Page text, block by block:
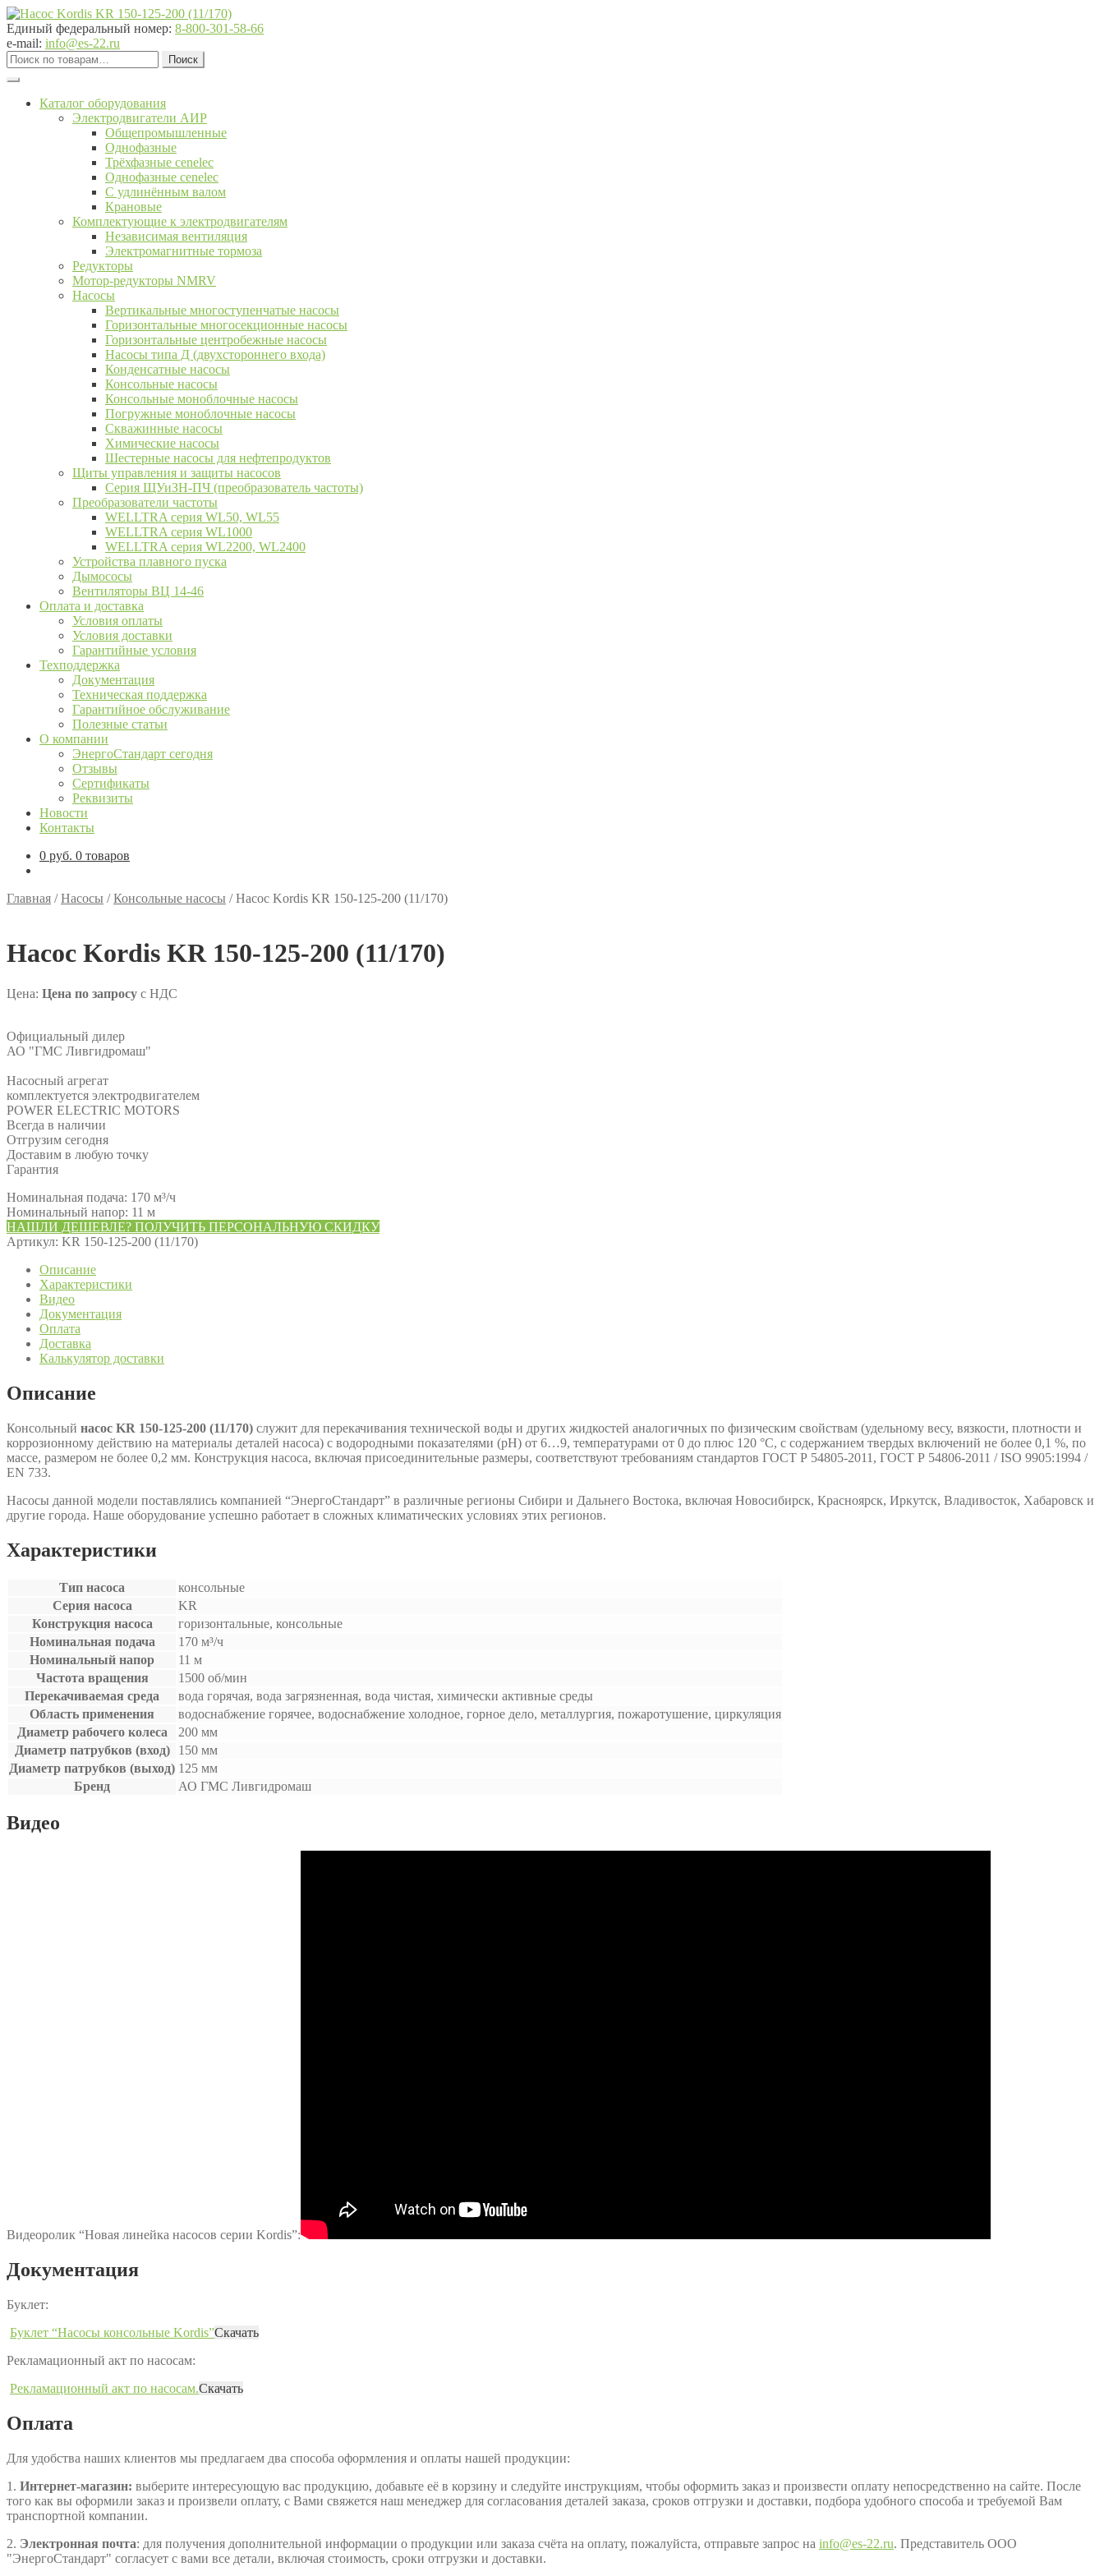
Перейти
к
навигации
Перейти
к
содержимому
Единый федеральный номер: 8-800-301-58-66
e-mail: info@es-22.ru
Искать:
Поиск
Каталог оборудования
Электродвигатели АИР
Общепромышленные
Однофазные
Трёхфазные cenelec
Однофазные cenelec
С удлинённым валом
Крановые
Комплектующие к электродвигателям
Независимая вентиляция
Электромагнитные тормоза
Редукторы
Мотор-редукторы NMRV
Насосы
Вертикальные многоступенчатые насосы
Горизонтальные многосекционные насосы
Горизонтальные центробежные насосы
Насосы типа Д (двухстороннего входа)
Конденсатные насосы
Консольные насосы
Консольные моноблочные насосы
Погружные моноблочные насосы
Скважинные насосы
Химические насосы
Шестерные насосы для нефтепродуктов
Щиты управления и защиты насосов
Серия ЩУиЗН-ПЧ (преобразователь частоты)
Преобразователи частоты
WELLTRA cерия WL50, WL55
WELLTRA cерия WL1000
WELLTRA серия WL2200, WL2400
Устройства плавного пуска
Дымососы
Вентиляторы ВЦ 14-46
Оплата и доставка
Условия оплаты
Условия доставки
Гарантийные условия
Техподдержка
Документация
Техническая поддержка
Гарантийное обслуживание
Полезные статьи
О компании
ЭнергоСтандарт сегодня
Отзывы
Сертификаты
Реквизиты
Новости
Контакты
0 руб. 0 товаров
Главная /Насосы /Консольные насосы /Насос Kordis KR 150-125-200 (11/170)
Насос Kordis KR 150-125-200 (11/170)
Цена: Цена по запросу с НДС
Официальный дилер
АО "ГМС Ливгидромаш"
Насосный агрегат
комплектуется электродвигателем
POWER ELECTRIC MOTORS
Всегда в наличии
Отгрузим сегодня
Доставим в любую точку
Гарантия
Номинальная подача: 170 м³/ч
Номинальный напор: 11 м
НАШЛИ ДЕШЕВЛЕ? ПОЛУЧИТЬ ПЕРСОНАЛЬНУЮ СКИДКУ
Артикул: KR 150-125-200 (11/170)
Описание
Характеристики
Видео
Документация
Оплата
Доставка
Калькулятор доставки
Описание
Консольный насос KR 150-125-200 (11/170) служит для перекачивания технической воды и других жидкостей аналогичных по физическим свойствам (удельному весу, вязкости, плотности и
коррозионному действию на материалы деталей насоса) с водородными показателями (рН) от 6…9, температурами от 0 до плюс 120 °С, с содержанием твердых включений не более 0,1 %, по
массе, размером не более 0,2 мм. Конструкция насоса, включая присоединительные размеры, соответствуют требованиям стандартов ГОСТ Р 54805-2011, ГОСТ Р 54806-2011 / ISO 9905:1994 /
EN 733.
Насосы данной модели поставлялись компанией “ЭнергоСтандарт” в различные регионы Сибири и Дальнего Востока, включая Новосибирск, Красноярск, Иркутск, Владивосток, Хабаровск и
другие города. Наше оборудование успешно работает в сложных климатических условиях этих регионов.
Характеристики
Тип насоса
консольные
Серия насоса
KR
Конструкция насоса
горизонтальные, консольные
Номинальная подача
170 м³/ч
Номинальный напор
11 м
Частота вращения
1500 об/мин
Перекачиваемая среда
вода горячая, вода загрязненная, вода чистая, химически активные среды
Область применения
водоснабжение горячее, водоснабжение холодное, горное дело, металлургия, пожаротушение, циркуляция
Диаметр рабочего колеса
200 мм
Диаметр патрубков (вход)
150 мм
Диаметр патрубков (выход) 125 мм
Бренд
АО ГМС Ливгидромаш
Видео
Видеоролик “Новая линейка насосов серии Kordis”:
Документация
Буклет:
Буклет “Насосы консольные Kordis”Скачать
Рекламационный акт по насосам:
Рекламационный акт по насосам.Скачать
Оплата
Для удобства наших клиентов мы предлагаем два способа оформления и оплаты нашей продукции:
1. Интернет-магазин: выберите интересующую вас продукцию, добавьте её в корзину и следуйте инструкциям, чтобы оформить заказ и произвести оплату непосредственно на сайте. После
того как вы оформили заказ и произвели оплату, с Вами свяжется наш менеджер для согласования деталей заказа, сроков отгрузки и доставки, подбора удобного способа и требуемой Вам
транспортной компании.
2. Электронная почта: для получения дополнительной информации о продукции или заказа счёта на оплату, пожалуйста, отправьте запрос на info@es-22.ru. Представитель ООО
"ЭнергоСтандарт" согласует с вами все детали, включая стоимость, сроки отгрузки и доставки.